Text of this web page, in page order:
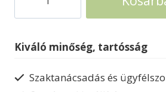
Weka
139
mennyiség
Kiváló minőség, tartósság
Szaktanácsadás és